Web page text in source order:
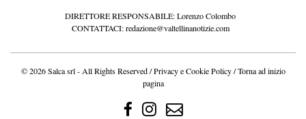
DIRETTORE RESPONSABILE: Lorenzo Colombo
CONTATTACI:redazione@valtellinanotizie.com
© 2026 Salca srl - All Rights Reserved /Privacy e Cookie Policy/Torna ad inizio
pagina